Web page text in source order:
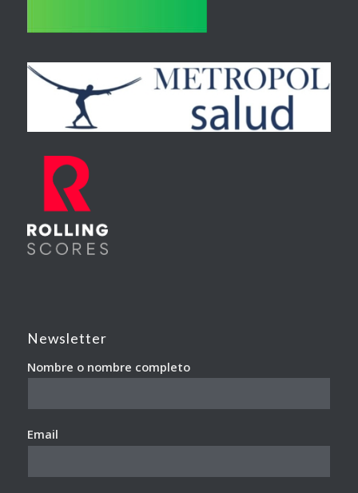
Newsletter
Nombre o nombre completo
Email